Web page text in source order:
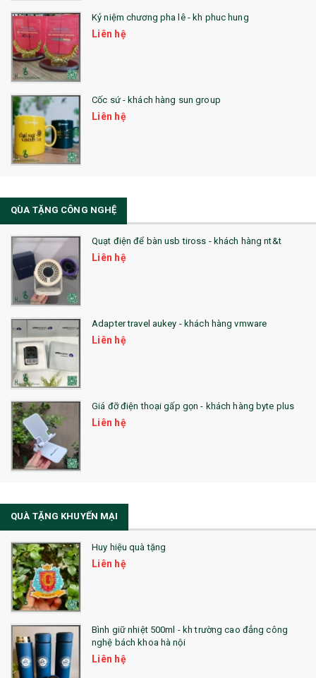
26. QUÀ TẶNG LUMINARC
28. BỘ ĐỒ ĂN CAO CẤP
29. MÓC KHOÁ
31. TÚI VẢI KHÔNG DỆT
32. TÚI VẢI BỐ
33. MŨ LƯỠI TRAI
36. QUẠT NHỰA QUẢNG CÁO
QUÀ TẶNG KHUYẾN MẠI
QUÀ TẶNG SX NHANH
QUÀ TẶNG HỘI THẢO
QUÀ TẶNG CÔNG NGHỆ
SẢN PHẨM ĐÃ THỰC HIỆN
QUÀ TẶNG SỨC KHỎE
SẢN PHẨM MỚI 2021
Sổ Sạc Đa Năng
La Fonte
Kỷ niệm chương pha lê - kh phuc hung
Liên hệ
Cốc sứ - khách hàng sun group
Liên hệ
QÙA TẶNG CÔNG NGHỆ
Quạt điện để bàn usb tiross - khách hàng nt&t
Liên hệ
Adapter travel aukey - khách hàng vmware
Liên hệ
Giá đỡ điện thoại gấp gọn - khách hàng byte plus
Liên hệ
QUÀ TẶNG KHUYẾN MẠI
Huy hiệu quà tặng
Liên hệ
Bình giữ nhiệt 500ml - kh trường cao đẳng công
nghệ bách khoa hà nội
Liên hệ